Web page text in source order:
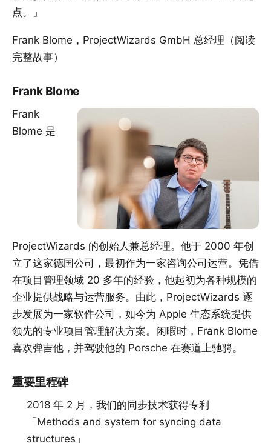
点。」
Frank Blome，ProjectWizards GmbH 总经理（阅读
完整故事）
Frank Blome
Frank
Blome 是
ProjectWizards 的创始人兼总经理。他于 2000 年创
立了这家德国公司，最初作为一家咨询公司运营。凭借
在项目管理领域 20 多年的经验，他起初为各种规模的
企业提供战略与运营服务。由此，ProjectWizards 逐
步发展为一家软件公司，如今为 Apple 生态系统提供
领先的专业项目管理解决方案。闲暇时，Frank Blome
喜欢弹吉他，并驾驶他的 Porsche 在赛道上驰骋。
重要里程碑
2018 年 2 月，我们的同步技术获得专利
「 Methods and system for syncing data
structures 」